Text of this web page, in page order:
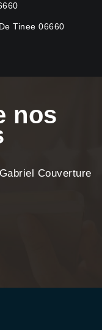
Tinee 06660
nos
Couverture